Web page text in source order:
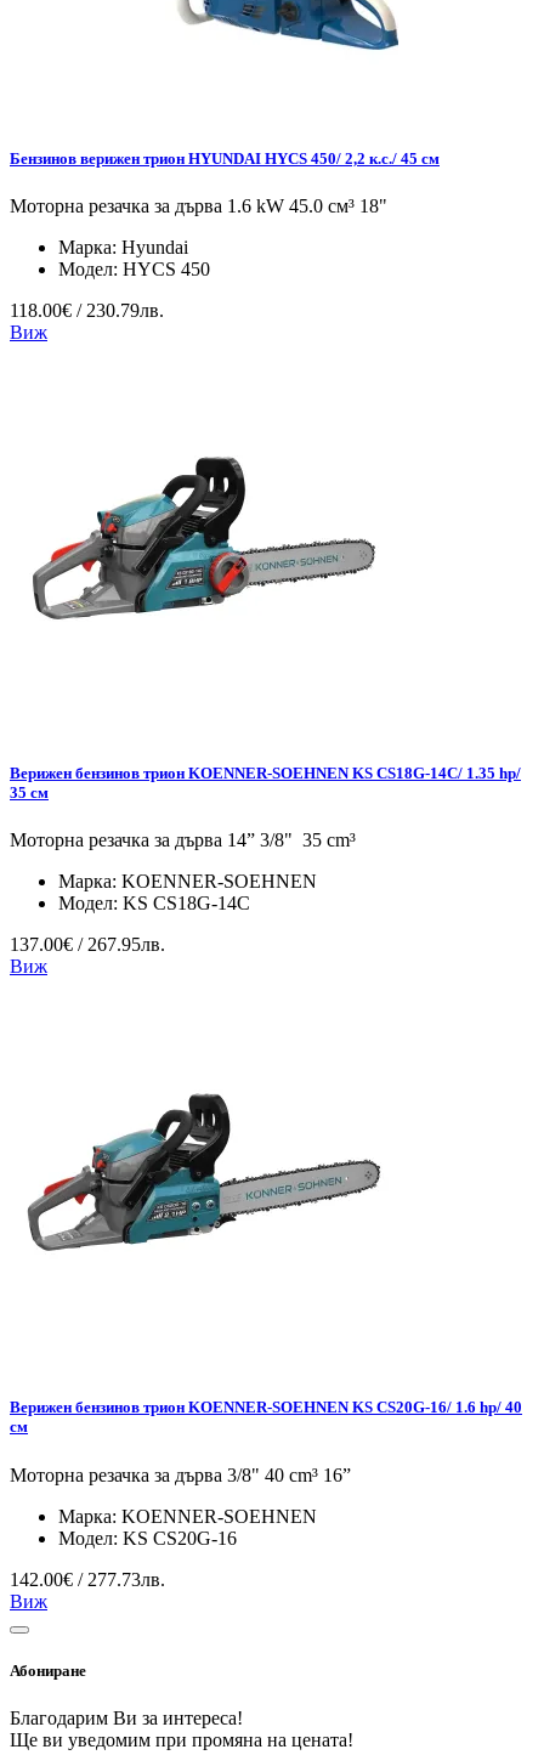
Бензинов верижен трион HYUNDAI HYCS 450/ 2,2 к.с./ 45 см
Моторна резачка за дърва 1.6 kW 45.0 см³ 18"
Марка: Hyundai
Модел: HYCS 450
118.00€ / 230.79лв.
Виж
Верижен бензинов трион KOENNER-SOEHNEN KS CS18G-14C/ 1.35 hp/
35 см
Моторна резачка за дърва 14” 3/8" 35 cm³
Марка: KOENNER-SOEHNEN
Модел: KS CS18G-14C
137.00€ / 267.95лв.
Виж
Верижен бензинов трион KOENNER-SOEHNEN KS CS20G-16/ 1.6 hp/ 40
см
Моторна резачка за дърва 3/8" 40 cm³ 16”
Марка: KOENNER-SOEHNEN
Модел: KS CS20G-16
142.00€ / 277.73лв.
Виж
Абониране
Благодарим Ви за интереса!
Ще ви уведомим при промяна на цената!